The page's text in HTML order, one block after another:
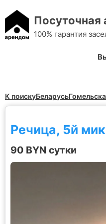
Посуточная
100% гарантия
К поискуБеларусь
Речица, 5й
90 BYN сутки